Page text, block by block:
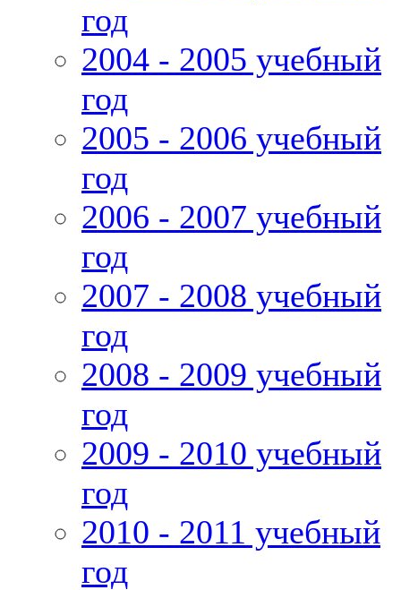
год
2004 - 2005 учебный
год
2005 - 2006 учебный
год
2006 - 2007 учебный
год
2007 - 2008 учебный
год
2008 - 2009 учебный
год
2009 - 2010 учебный
год
2010 - 2011 учебный
год